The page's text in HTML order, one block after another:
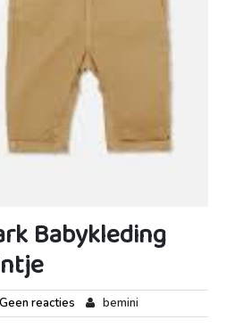
Babykleding
Geen reacties bemini